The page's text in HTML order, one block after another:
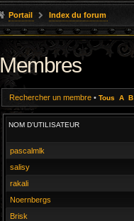
Portail Index du forum
Membres
Rechercher un membre • Tous A B
NOM D’UTILISATEUR
pascalmlk
salisy
rakali
Noernbergs
Brisk